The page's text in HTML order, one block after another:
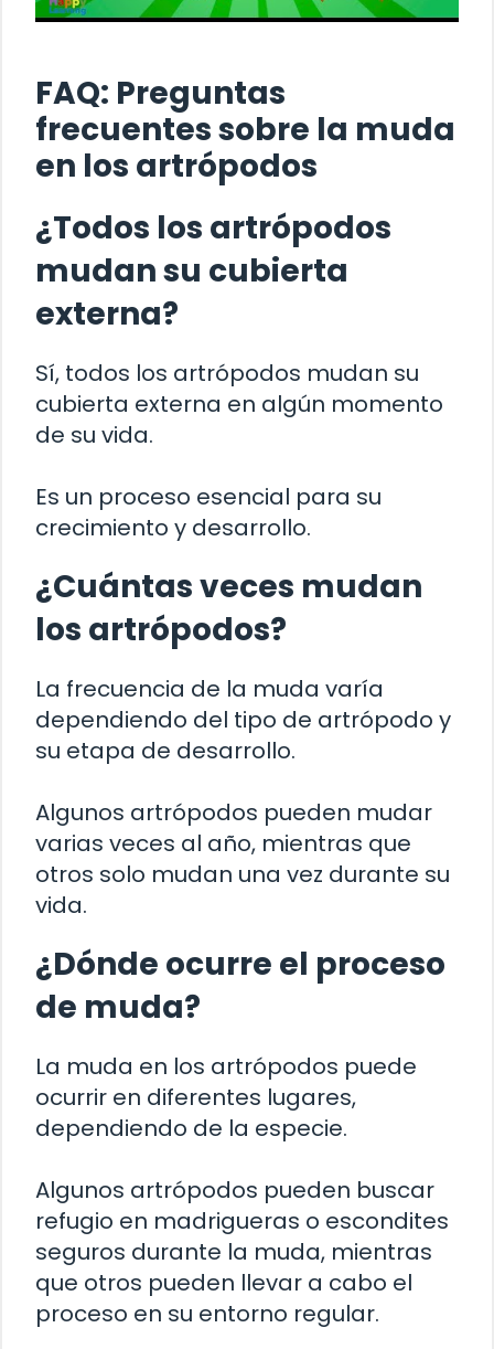
FAQ: Preguntas
frecuentes sobre la muda
en los artrópodos
¿Todos los artrópodos
mudan su cubierta
externa?
Sí, todos los artrópodos mudan su
cubierta externa en algún momento
de su vida.
Es un proceso esencial para su
crecimiento y desarrollo.
¿Cuántas veces mudan
los artrópodos?
La frecuencia de la muda varía
dependiendo del tipo de artrópodo y
su etapa de desarrollo.
Algunos artrópodos pueden mudar
varias veces al año, mientras que
otros solo mudan una vez durante su
vida.
¿Dónde ocurre el proceso
de muda?
La muda en los artrópodos puede
ocurrir en diferentes lugares,
dependiendo de la especie.
Algunos artrópodos pueden buscar
refugio en madrigueras o escondites
seguros durante la muda, mientras
que otros pueden llevar a cabo el
proceso en su entorno regular.